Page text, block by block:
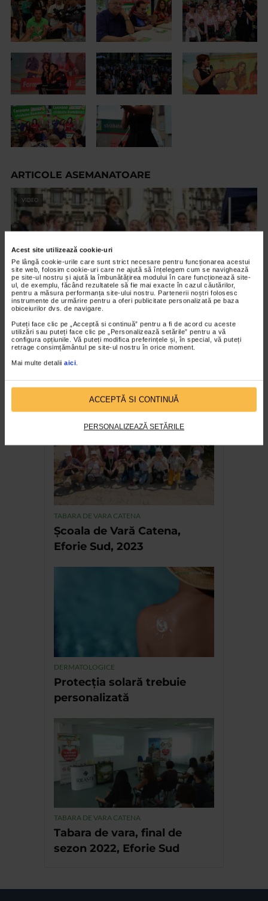
Acest site utilizează cookie-uri
Pe lângă cookie-urile care sunt strict necesare pentru funcționarea acestui
site web, folosim cookie-uri care ne ajută să înțelegem cum se navighează
pe site-ul nostru și ajută la îmbunătățirea modului în care funcționează site-
ul, de exemplu, făcând rezultatele să fie mai exacte în cazul căutărilor,
pentru a măsura performanța site-ului nostru. Partenerii noștri folosesc
instrumente de urmărire pentru a oferi publicitate personalizată pe baza
obiceiurilor dvs. de navigare.
Puteți face clic pe „Acceptă si continuă” pentru a fi de acord cu aceste
utilizări sau puteți face clic pe „Personalizează setările” pentru a vă
configura opțiunile. Vă puteți modifica preferințele și, în special, vă puteți
retrage consimțământul pe site-ul nostru în orice moment.
Mai multe detalii aici.
ACCEPTĂ SI CONTINUĂ
PERSONALIZEAZĂ SETĂRILE
ARTICOLE ASEMANATOARE
VIDEO
CRAIOVA
Caravana Catena la Craiova – Spectacol
RECOMANDĂRI
TABARA DE VARA CATENA
Școala de Vară Catena,
Eforie Sud, 2023
DERMATOLOGICE
Protecția solară trebuie
personalizată
TABARA DE VARA CATENA
Tabara de vara, final de
sezon 2022, Eforie Sud